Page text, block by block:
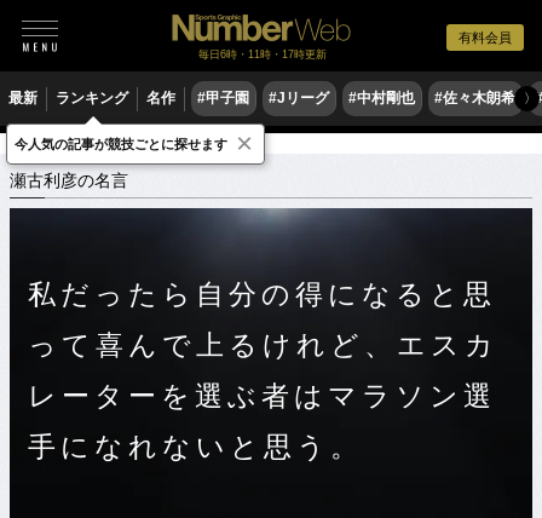
有料会員
毎日6時・11時・17時更新
最新 ランキング 名作 #甲子園 #Jリーグ #中村剛也 #佐々木朗希 〉
スポーツ名言集 セ 瀬古利彦の名言
瀬古利彦の名言
私だったら自分の得になると思
って喜んで上るけれど、エスカ
レーターを選ぶ者はマラソン選
手になれないと思う。
今人気の記事が競技ごとに探せます ×